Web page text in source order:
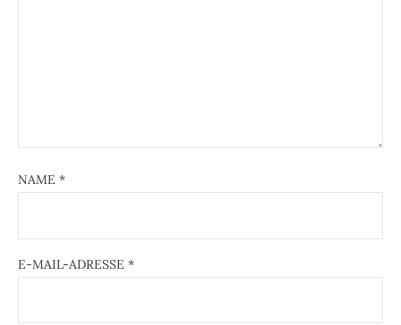
NAME *
E-MAIL-ADRESSE *